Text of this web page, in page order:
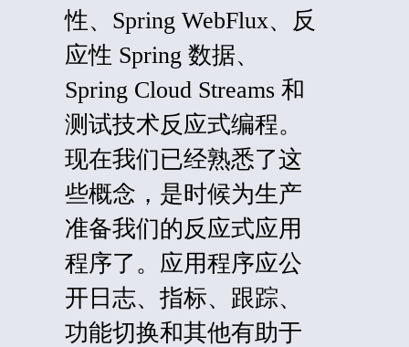
性、Spring WebFlux、反
应性 Spring 数据、
Spring Cloud Streams 和
测试技术反应式编程。
现在我们已经熟悉了这
些概念，是时候为生产
准备我们的反应式应用
程序了。应用程序应公
开日志、指标、跟踪、
功能切换和其他有助于